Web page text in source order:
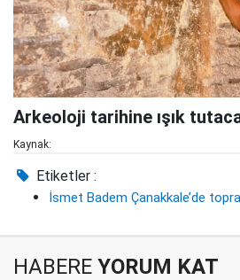
Arkeoloji tarihine ışık
Kaynak:
Etiketler :
İsmet Badem Çanakkale’de
HABERE YORUM KAT